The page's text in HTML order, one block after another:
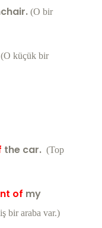
(O bir
(O küçük bir
the car. (Top
of my
bir araba var.)